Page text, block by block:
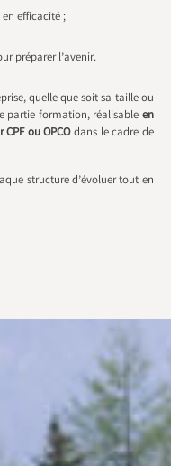
efficacité ;
préparer l’avenir.
quelle que soit sa taille ou
partie formation, réalisable en
ou OPCOdans le cadre de
structure d’évoluer tout en